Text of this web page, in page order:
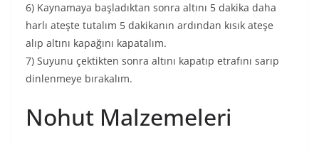
6) Kaynamaya başladıktan sonra altını 5 dakika daha
harlı ateşte tutalım 5 dakikanın ardından kısık ateşe
alıp altını kapağını kapatalım.
7) Suyunu çektikten sonra altını kapatıp etrafını sarıp
dinlenmeye bırakalım.
Nohut Malzemeleri